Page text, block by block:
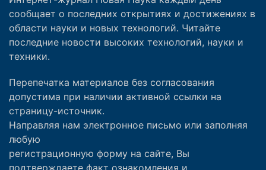
сообщает о последних открытиях и достижениях в
области науки и новых технологий. Читайте
последние новости высоких технологий, науки и
техники.
Перепечатка материалов без согласования
допустима при наличии активной ссылки на
страницу-источник.
Направляя нам электронное письмо или заполняя
любую
регистрационную форму на сайте, Вы